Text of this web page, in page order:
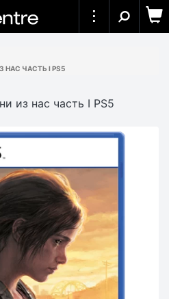
НАС ЧАСТЬ I PS5
из нас часть I PS5